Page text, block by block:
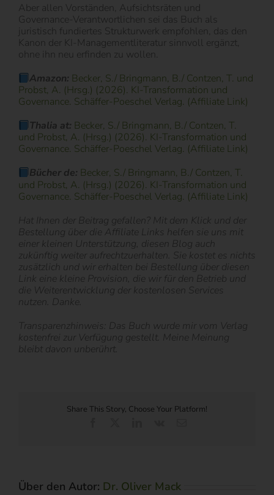
Aber allen Vorständen, Aufsichtsräten und
Governance-Verantwortlichen sei das Buch als
juristisch fundiertes Strukturwerk empfohlen, das den
Kanon der KI-Managementliteratur sinnvoll ergänzt,
ohne ihn neu erfinden zu wollen.
Amazon: Becker, S./ Bringmann, B./ Contzen, T. und
Probst, A. (Hrsg.) (2026). KI-Transformation und
Governance. Schäffer-Poeschel Verlag. (Affiliate Link)
Thalia at: Becker, S./ Bringmann, B./ Contzen, T.
und Probst, A. (Hrsg.) (2026). KI-Transformation und
Governance. Schäffer-Poeschel Verlag. (Affiliate Link)
Bücher de: Becker, S./ Bringmann, B./ Contzen, T.
und Probst, A. (Hrsg.) (2026). KI-Transformation und
Governance. Schäffer-Poeschel Verlag. (Affiliate Link)
Hat Ihnen der Beitrag gefallen? Mit dem Klick und der
Bestellung über die Affiliate Links helfen sie uns mit
einer kleinen Unterstützung, diesen Blog auch
zukünftig weiter aufrechtzuerhalten. Sie kostet es nichts
zusätzlich und wir erhalten bei Bestellung über diesen
Link eine kleine Provision, die wir für den Betrieb und
die Weiterentwicklung der kostenlosen Services
nutzen. Danke.
Transparenzhinweis: Das Buch wurde mir vom Verlag
kostenfrei zur Verfügung gestellt. Meine Meinung
bleibt davon unberührt.
Share This Story, Choose Your Platform!
Über den Autor: Dr. Oliver Mack